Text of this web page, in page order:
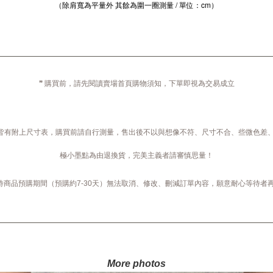
（除肩寬為平量外 其餘為圍一圈測量 / 單位：cm）
❞ 購買前，請先閱讀賣場首頁購物須知，下單即視為交易成立
有附上尺寸表，購買前請自行測量，售出後不以與想像不符、尺寸不合、些微色差、
極小墨點為由退換貨，完美主義者請審慎思量！
商品預購期間（預購約7-30天）無法取消、修改、刪減訂單內容，願意耐心等待者
More photos